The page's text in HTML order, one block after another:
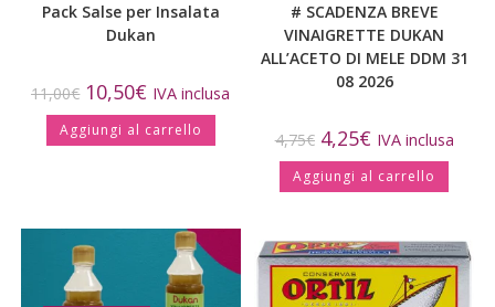
Pack Salse per Insalata
Dukan
11,00€ 10,50€ IVA inclusa
Aggiungi al carrello
# SCADENZA BREVE
VINAIGRETTE DUKAN
ALL’ACETO DI MELE DDM 31
08 2026
4,75€ 4,25€ IVA inclusa
Aggiungi al carrello